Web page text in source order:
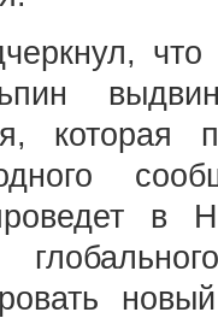
которая
в